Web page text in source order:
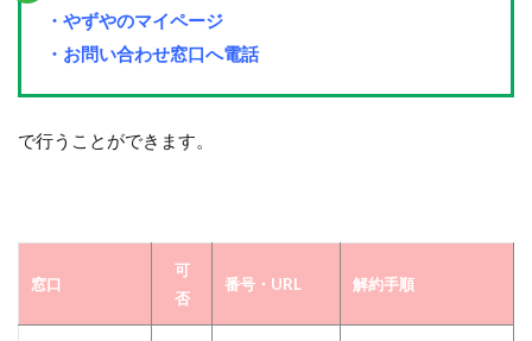
・やずやのマイページ
・お問い合わせ窓口へ電話
で行うことができます。
窓口
可
否
番号・URL 解約手順